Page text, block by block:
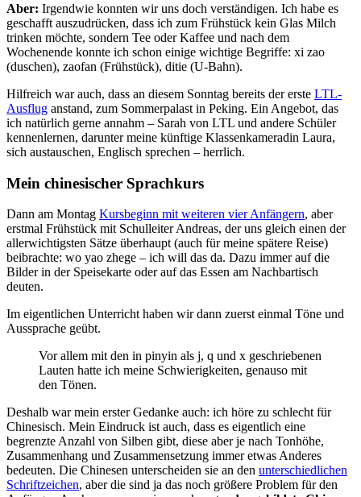
Aber: Irgendwie konnten wir uns doch verständigen. Ich habe es
geschafft auszudrücken, dass ich zum Frühstück kein Glas Milch
trinken möchte, sondern Tee oder Kaffee und nach dem
Wochenende konnte ich schon einige wichtige Begriffe: xi zao
(duschen), zaofan (Frühstück), ditie (U-Bahn).
Hilfreich war auch, dass an diesem Sonntag bereits der erste LTL-
Ausflug anstand, zum Sommerpalast in Peking. Ein Angebot, das
ich natürlich gerne annahm – Sarah von LTL und andere Schüler
kennenlernen, darunter meine künftige Klassenkameradin Laura,
sich austauschen, Englisch sprechen – herrlich.
Mein chinesischer Sprachkurs
Dann am Montag Kursbeginn mit weiteren vier Anfängern, aber
erstmal Frühstück mit Schulleiter Andreas, der uns gleich einen der
allerwichtigsten Sätze überhaupt (auch für meine spätere Reise)
beibrachte: wo yao zhege – ich will das da. Dazu immer auf die
Bilder in der Speisekarte oder auf das Essen am Nachbartisch
deuten.
Im eigentlichen Unterricht haben wir dann zuerst einmal Töne und
Aussprache geübt.
Vor allem mit den in pinyin als j, q und x geschriebenen
Lauten hatte ich meine Schwierigkeiten, genauso mit
den Tönen.
Deshalb war mein erster Gedanke auch: ich höre zu schlecht für
Chinesisch. Mein Eindruck ist auch, dass es eigentlich eine
begrenzte Anzahl von Silben gibt, diese aber je nach Tonhöhe,
Zusammenhang und Zusammensetzung immer etwas Anderes
bedeuten. Die Chinesen unterscheiden sie an den unterschiedlichen
Schriftzeichen, aber die sind ja das noch größere Problem für den